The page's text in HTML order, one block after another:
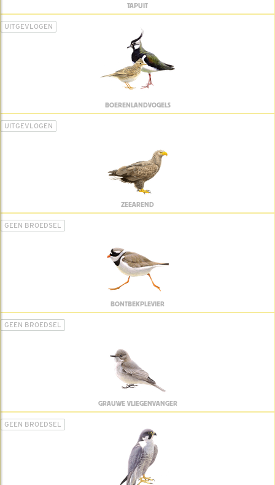
TAPUIT
UITGEVLOGEN
BOERENLANDVOGELS
UITGEVLOGEN
ZEEAREND
GEEN BROEDSEL
BONTBEKPLEVIER
GEEN BROEDSEL
GRAUWE VLIEGENVANGER
GEEN BROEDSEL